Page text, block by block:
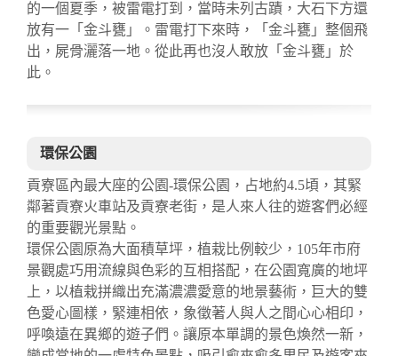
的一個夏季，被雷電打到，當時未列古蹟，大石下方還
放有一「金斗甕」。雷電打下來時，「金斗甕」整個飛
出，屍骨灑落一地。從此再也沒人敢放「金斗甕」於
此。
環保公園
貢寮區內最大座的公園-環保公園，占地約4.5頃，其緊
鄰著貢寮火車站及貢寮老街，是人來人往的遊客們必經
的重要觀光景點。
環保公園原為大面積草坪，植栽比例較少，105年市府
景觀處巧用流線與色彩的互相搭配，在公園寬廣的地坪
上，以植栽拼織出充滿濃濃愛意的地景藝術，巨大的雙
色愛心圖樣，緊連相依，象徵著人與人之間心心相印，
呼喚遠在異鄉的遊子們。讓原本單調的景色煥然一新，